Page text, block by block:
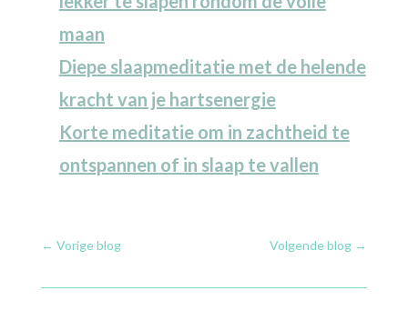
maan
Diepe slaapmeditatie met de helende
kracht van je hartsenergie
Korte meditatie om in zachtheid te
ontspannen of in slaap te vallen
← Vorige blog Volgende blog →